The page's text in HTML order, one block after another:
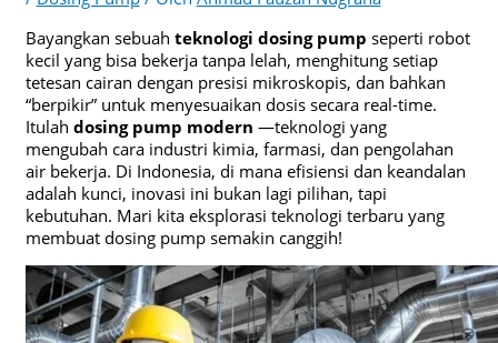
Bayangkan sebuah teknologi dosing pump seperti robot
kecil yang bisa bekerja tanpa lelah, menghitung setiap
tetesan cairan dengan presisi mikroskopis, dan bahkan
“berpikir” untuk menyesuaikan dosis secara real-time.
Itulah dosing pump modern —teknologi yang
mengubah cara industri kimia, farmasi, dan pengolahan
air bekerja. Di Indonesia, di mana efisiensi dan keandalan
adalah kunci, inovasi ini bukan lagi pilihan, tapi
kebutuhan. Mari kita eksplorasi teknologi terbaru yang
membuat dosing pump semakin canggih!